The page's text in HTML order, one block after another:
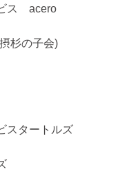
ビス acero
杉の子会)
スタートルズ